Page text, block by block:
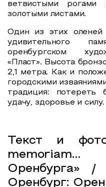
ветвистыми рогами
золотыми листами.
Один из этих оленей
удивительного
оренбургском
«Пласт». Высота
2,1 метра. Как и
городскими
традиция: потереть
удачу, здоровье и силу.
Текст и
Оренбурга»
Оренбург: